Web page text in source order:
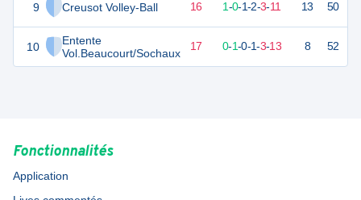
9 Creusot Volley-Ball
10
Entente
Vol.Beaucourt/Sochaux
7 18 16 1-0-1-2-3-11 13 50
4 18 17 0-1-0-1-3-13 8 52
Fonctionnalités
Application